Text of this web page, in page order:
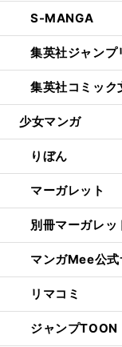
S-MANGA
集英社ジャンプ
集英社コミック
少女マンガ
りぼん
マーガレット
別冊マーガレッ
マンガMee公式
リマコミ
ジャンプTOON